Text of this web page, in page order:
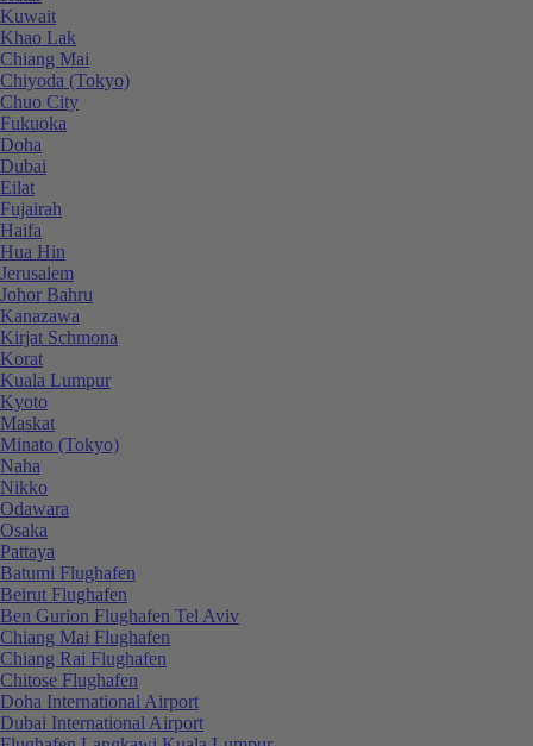
Kuwait
Khao Lak
Chiang Mai
Chiyoda (Tokyo)
Chuo City
Fukuoka
Doha
Dubai
Eilat
Fujairah
Haifa
Hua Hin
Jerusalem
Johor Bahru
Kanazawa
Kirjat Schmona
Korat
Kuala Lumpur
Kyoto
Maskat
Minato (Tokyo)
Naha
Nikko
Odawara
Osaka
Pattaya
Batumi Flughafen
Beirut Flughafen
Ben Gurion Flughafen Tel Aviv
Chiang Mai Flughafen
Chiang Rai Flughafen
Chitose Flughafen
Doha International Airport
Dubai International Airport